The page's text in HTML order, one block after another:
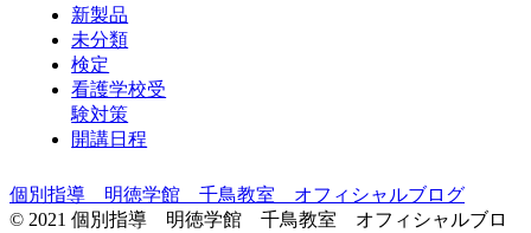
新製品
未分類
検定
看護学校受
験対策
開講日程
個別指導 明徳学館 千鳥教室 オフィシャルブログ
© 2021 個別指導 明徳学館 千鳥教室 オフィシャルブロ